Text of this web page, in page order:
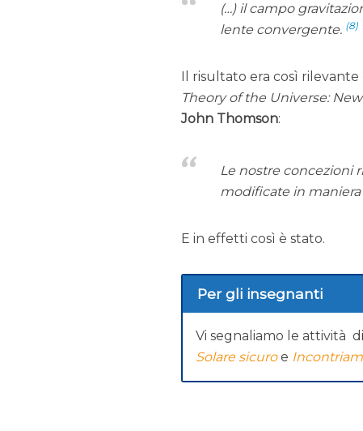
(…) il campo
lente convergente. (8)
Il risultato era così rilevante
Theory of the Universe:
John Thomson:
Le nostre concezioni
modificate in
E in effetti così è stato.
Per gli insegnanti
Vi segnaliamo le attività
Solare sicuroe